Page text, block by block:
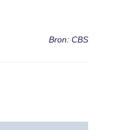
Bron: CBS